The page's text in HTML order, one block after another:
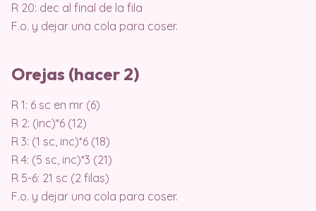
R 20: dec al final de la fila
F.o. y dejar una cola para coser.
Orejas (hacer 2)
R 1: 6 sc en mr (6)
R 2: (inc)*6 (12)
R 3: (1 sc, inc)*6 (18)
R 4: (5 sc, inc)*3 (21)
R 5-6: 21 sc (2 filas)
F.o. y dejar una cola para coser.